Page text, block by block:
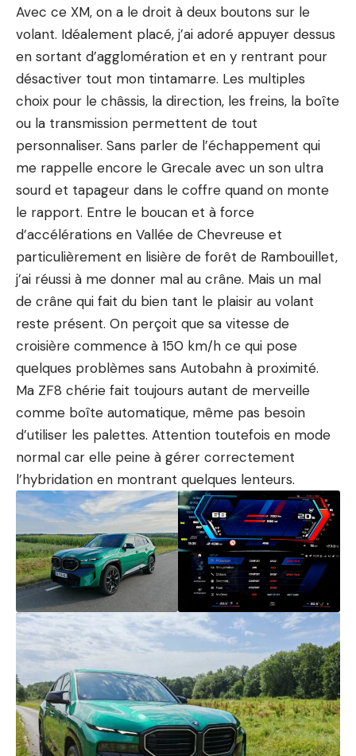
Avec ce XM, on a le droit à deux boutons sur le
volant. Idéalement placé, j’ai adoré appuyer dessus
en sortant d’agglomération et en y rentrant pour
désactiver tout mon tintamarre. Les multiples
choix pour le châssis, la direction, les freins, la boîte
ou la transmission permettent de tout
personnaliser. Sans parler de l’échappement qui
me rappelle encore le Grecale avec un son ultra
sourd et tapageur dans le coffre quand on monte
le rapport. Entre le boucan et à force
d’accélérations en Vallée de Chevreuse et
particulièrement en lisière de forêt de Rambouillet,
j’ai réussi à me donner mal au crâne. Mais un mal
de crâne qui fait du bien tant le plaisir au volant
reste présent. On perçoit que sa vitesse de
croisière commence à 150 km/h ce qui pose
quelques problèmes sans Autobahn à proximité.
Ma ZF8 chérie fait toujours autant de merveille
comme boîte automatique, même pas besoin
d’utiliser les palettes. Attention toutefois en mode
normal car elle peine à gérer correctement
l’hybridation en montrant quelques lenteurs.